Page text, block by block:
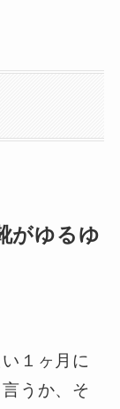
がゆるゆ
１ヶ月に
うか、そ